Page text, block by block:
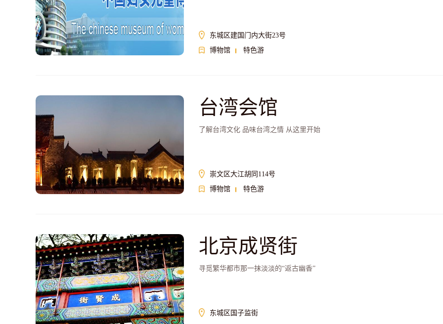
东城区建国门内大街23号
博物馆
特色游
台湾会馆
了解台湾文化 品味台湾之情 从这里开始
崇文区大江胡同114号
博物馆
特色游
北京成贤街
寻觅繁华都市那一抹淡淡的“返古幽香”
东城区国子监街